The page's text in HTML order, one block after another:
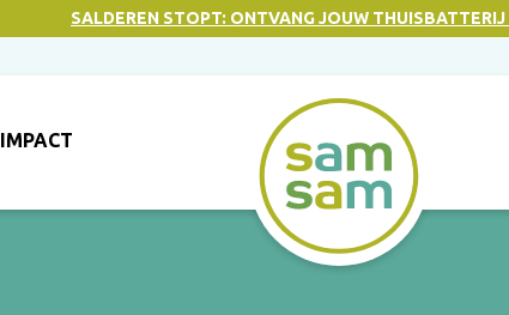
SALDEREN STOPT: ONTVANG JOUW
IMPACT